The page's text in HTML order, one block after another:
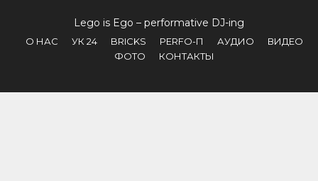
Lego is Ego – performative DJ-ing
О НАС УК 24 BRICKS PERFO-П АУДИО
ВИДЕО
ФОТО
КОНТАКТЫ